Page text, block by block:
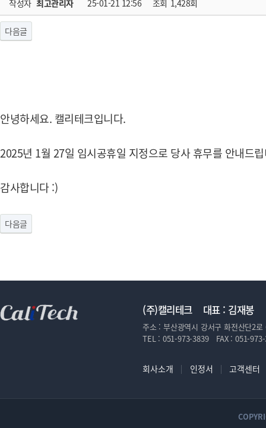
작성자 최고관리자 25-01-21 12:56 조회 1,428회
다음글
안녕하세요. 캘리테크입니다.
2025년 1월 27일 임시공휴일 지정으로 당사 휴무를 안내드
감사합니다 :)
다음글
(주)캘리테크 대표 : 김재봉
주소 : 부산광역시 강서구 화전산단2로
TEL : 051-973-3839 FAX : 051-
회사소개 인정서 고객센터